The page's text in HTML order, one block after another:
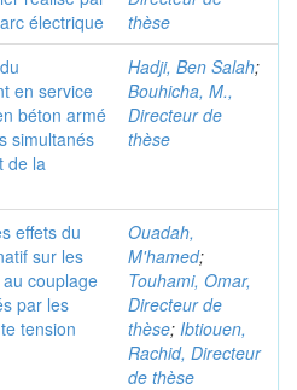
électrique
thèse
en service
béton armé
simultanés
de la
Hadji, Ben Salah;
Bouhicha, M.,
Directeur de
thèse
effets du
sur les
couplage
par les
tension
Ouadah,
M'hamed;
Touhami, Omar,
Directeur de
thèse; Ibtiouen,
Rachid, Directeur
de thèse